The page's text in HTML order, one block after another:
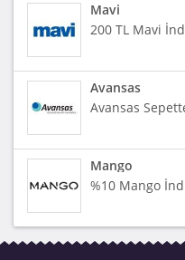
Mavi
200 TL Mavi
Avansas
Avansas
Mango
%10 Mango